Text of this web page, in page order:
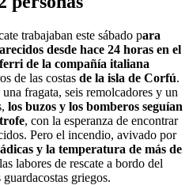
trabajaban este sábado para
desde hace 24 horas en el
ferri de la compañía italiana
de las costas de la isla de Corfú.
fragata, seis remolcadores y un
los buzos y los bomberos seguían
, con la esperanza de encontrar
Pero el incendio, avivado por
y la temperatura de más de
labores de rescate a bordo del
griegos.